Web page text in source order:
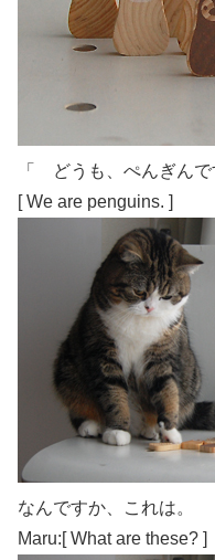
「 どうも、ぺんぎん
[ We are penguins. ]
なんですか、これは。
Maru:[ What are these? ]